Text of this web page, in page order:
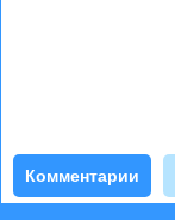
Комментарии